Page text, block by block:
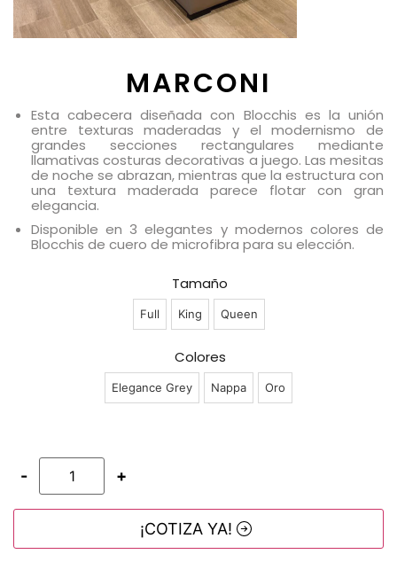
MARCONI
Esta cabecera diseñada con Blocchis es la unión
entre texturas maderadas y el modernismo de
grandes secciones rectangulares mediante
llamativas costuras decorativas a juego. Las mesitas
de noche se abrazan, mientras que la estructura con
una textura maderada parece flotar con gran
elegancia.
Disponible en 3 elegantes y modernos colores de
Blocchis de cuero de microfibra para su elección.
Tamaño
Full King Queen
Colores
Elegance Grey Nappa Oro
- +
¡COTIZA YA!